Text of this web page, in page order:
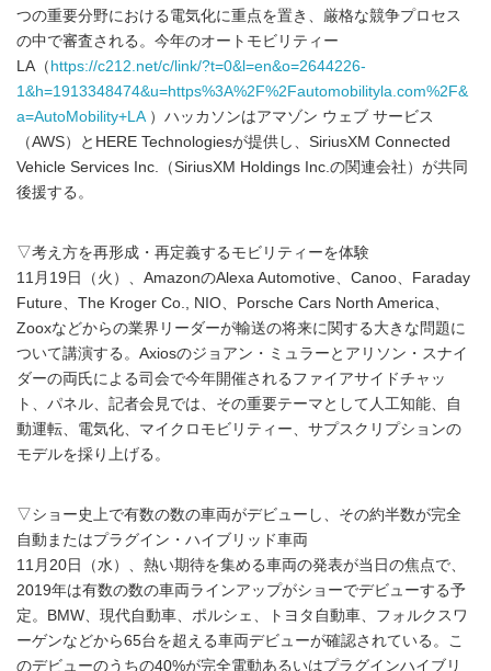
つの重要分野における電気化に重点を置き、厳格な競争プロセス
の中で審査される。今年のオートモビリティー
LA（ https://c212.net/c/link/?t=0&l=en&o=2644226-
1&h=1913348474&u=https%3A%2F%2Fautomobilityla.com%2F&
a=AutoMobility+LA）ハッカソンはアマゾン ウェブ サービス
（AWS）とHERE Technologiesが提供し、SiriusXM Connected
Vehicle Services Inc.（SiriusXM Holdings Inc.の関連会社）が共同
後援する。
▽考え方を再形成・再定義するモビリティーを体験
11月19日（火）、AmazonのAlexa Automotive、Canoo、Faraday
Future、The Kroger Co., NIO、Porsche Cars North America、
Zooxなどからの業界リーダーが輸送の将来に関する大きな問題に
ついて講演する。Axiosのジョアン・ミュラーとアリソン・スナイ
ダーの両氏による司会で今年開催されるファイアサイドチャッ
ト、パネル、記者会見では、その重要テーマとして人工知能、自
動運転、電気化、マイクロモビリティー、サプスクリプションの
モデルを採り上げる。
▽ショー史上で有数の数の車両がデビューし、その約半数が完全
自動またはプラグイン・ハイブリッド車両
11月20日（水）、熱い期待を集める車両の発表が当日の焦点で、
2019年は有数の数の車両ラインアップがショーでデビューする予
定。BMW、現代自動車、ポルシェ、トヨタ自動車、フォルクスワ
ーゲンなどから65台を超える車両デビューが確認されている。こ
のデビューのうちの40%が完全電動あるいはプラグインハイブリ